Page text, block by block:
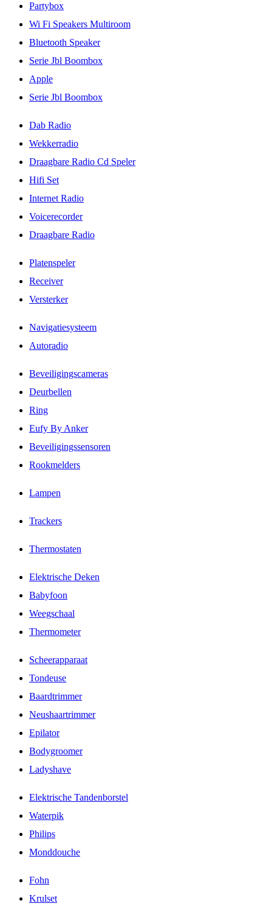
Partybox
Wi Fi Speakers Multiroom
Bluetooth Speaker
Serie Jbl Boombox
Apple
Serie Jbl Boombox
Dab Radio
Wekkerradio
Draagbare Radio Cd Speler
Hifi Set
Internet Radio
Voicerecorder
Draagbare Radio
Platenspeler
Receiver
Versterker
Navigatiesysteem
Autoradio
Beveiligingscameras
Deurbellen
Ring
Eufy By Anker
Beveiligingssensoren
Rookmelders
Lampen
Trackers
Thermostaten
Elektrische Deken
Babyfoon
Weegschaal
Thermometer
Scheerapparaat
Tondeuse
Baardtrimmer
Neushaartrimmer
Epilator
Bodygroomer
Ladyshave
Elektrische Tandenborstel
Waterpik
Philips
Monddouche
Fohn
Krulset